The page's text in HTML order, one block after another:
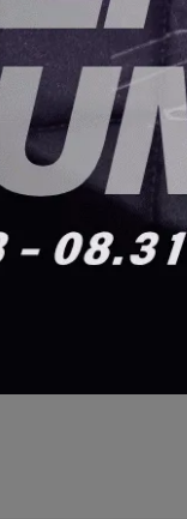
將使用透明啞光